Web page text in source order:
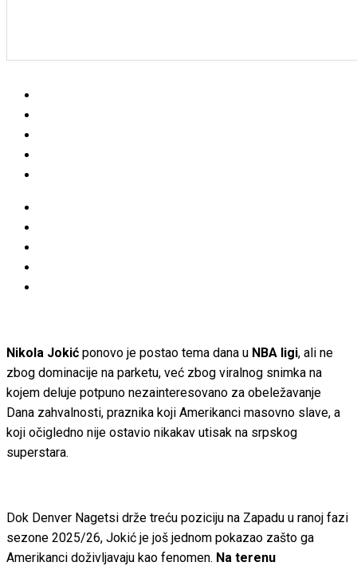
Nikola Jokić ponovo je postao tema dana u NBA ligi, ali ne
zbog dominacije na parketu, već zbog viralnog snimka na
kojem deluje potpuno nezainteresovano za obeležavanje
Dana zahvalnosti, praznika koji Amerikanci masovno slave, a
koji očigledno nije ostavio nikakav utisak na srpskog
superstara.
Dok Denver Nagetsi drže treću poziciju na Zapadu u ranoj fazi
sezone 2025/26, Jokić je još jednom pokazao zašto ga
Amerikanci doživljavaju kao fenomen. Na terenu